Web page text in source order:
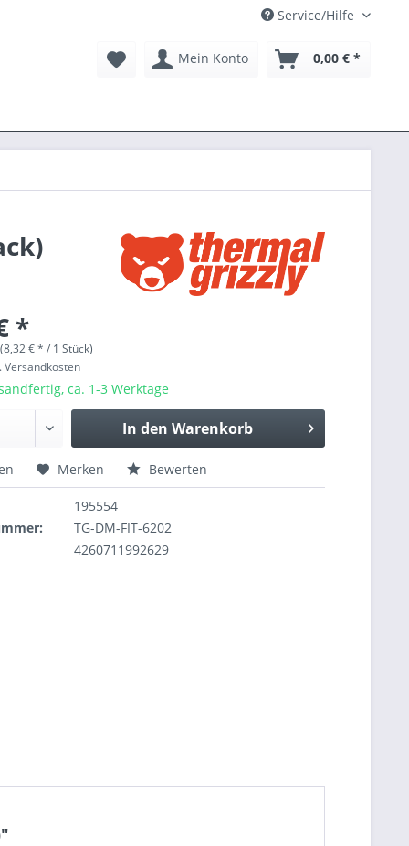
Service/Hilfe
Mein Konto 0,00 € *
*
€ * / 1 Stück)
Versandkosten
ca. 1-3 Werktage
In den Warenkorb
Merken Bewerten
195554
TG-DM-FIT-6202
4260711992629